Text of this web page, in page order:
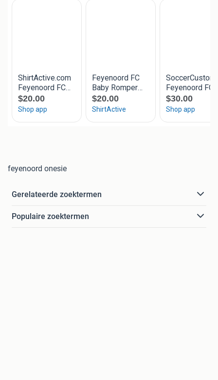
feyenoord onesie
Gerelateerde zoektermen
Populaire zoektermen